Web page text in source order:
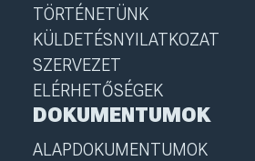
TÖRTÉNETÜNK
KÜLDETÉSNYILATKOZAT
SZERVEZET
ELÉRHETŐSÉGEK
DOKUMENTUMOK
ALAPDOKUMENTUMOK